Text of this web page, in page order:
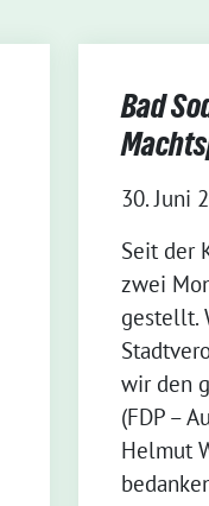
Bad
30. Juni
Seit der
zwei
gestellt.
wir den
(FDP –
Helmut